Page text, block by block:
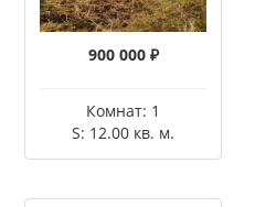
900 000 ₽
Комнат: 1
S: 12.00 кв. м.